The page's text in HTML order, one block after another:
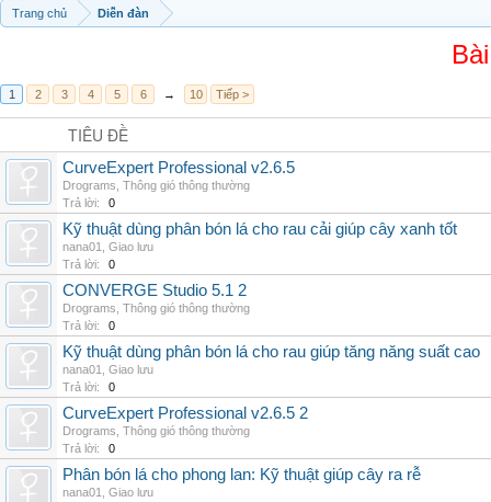
Trang chủ Diễn đàn
1 2 3 4 5 6 → 10 Tiếp >
TIÊU ĐỀ
CurveExpert Professional v2.6.5
Drograms Thông gió thông thường
Trả lời:
0
Kỹ thuật dùng phân bón lá cho rau cải giúp cây xanh tốt
nana01
Giao lưu
Trả lời:
0
CONVERGE Studio 5.1 2
Drograms Thông gió thông thường
Trả lời:
0
Kỹ thuật dùng phân bón lá cho rau giúp tăng năng suất cao
nana01
Giao lưu
Trả lời:
0
CurveExpert Professional v2.6.5 2
Drograms Thông gió thông thường
Trả lời:
0
Phân bón lá cho phong lan: Kỹ thuật giúp cây ra rễ
nana01
Giao lưu